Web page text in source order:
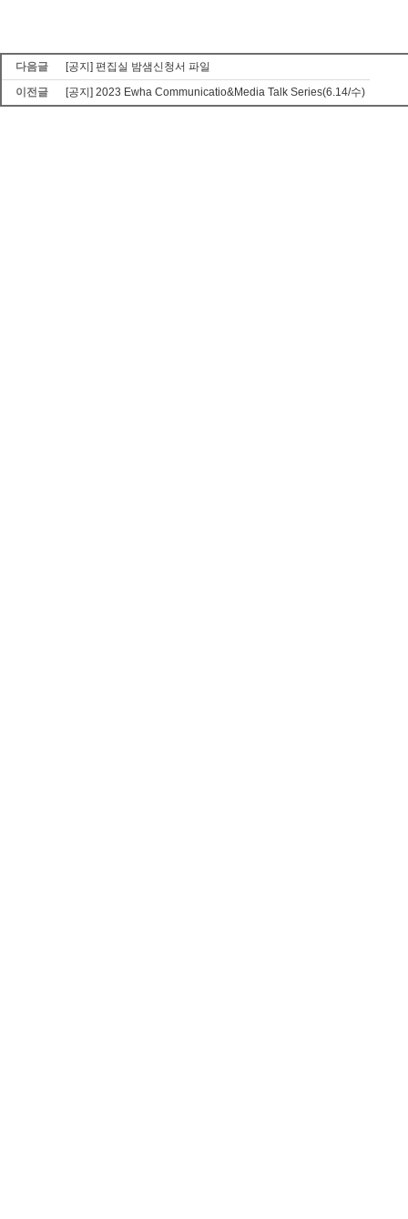
다음글
[공지] 편집실 밤샘신청서 파일
이전글
[공지] 2023 Ewha Communicatio&Media Talk Series(6.14/수)